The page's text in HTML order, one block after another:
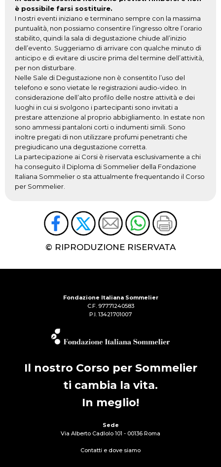
è possibile farsi sostituire.
I nostri eventi iniziano e terminano sempre con la massima
puntualità, non possiamo consentire l’ingresso oltre l’orario
stabilito, quindi la sala di degustazione chiude all’inizio
dell’evento. Suggeriamo di arrivare con qualche minuto di
anticipo e di evitare di uscire prima del termine dell’attività,
per non disturbare.
Nelle Sale di Degustazione non è consentito l’uso del
telefono e sono vietate le registrazioni audio-video. In
considerazione dell’alto profilo delle nostre attività e dei
luoghi in cui si svolgono i partecipanti sono invitati a
prestare attenzione al proprio abbigliamento. In estate non
sono ammessi pantaloni corti o indumenti simili. Sono
inoltre pregati di non utilizzare profumi penetranti che
pregiudicano una degustazione corretta.
La partecipazione ai Corsi è riservata esclusivamente a chi
ha conseguito il Diploma di Sommelier della Fondazione
Italiana Sommelier o sta attualmente frequentando il Corso
per Sommelier.
© RIPRODUZIONE RISERVATA
Fondazione Italiana Sommelier
C.F. 97771240583
P.I. 13421701007
Il nostro Corso per Sommelier
ti cambia la vita.
In meglio!
Sede
Via Alberto Cadlolo 101 - 00136 Roma
Contatti e dove siamo